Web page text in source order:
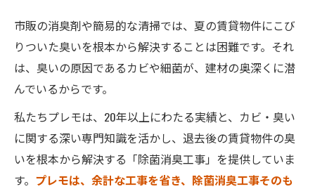
市販の消臭剤や簡易的な清掃では、夏の賃貸物件にこび
りついた臭いを根本から解決することは困難です。それ
は、臭いの原因であるカビや細菌が、建材の奥深くに潜
んでいるからです。
私たちプレモは、20年以上にわたる実績と、カビ・臭い
に関する深い専門知識を活かし、退去後の賃貸物件の臭
いを根本から解決する「除菌消臭工事」を提供していま
す。 プレモは、余計な工事を省き、除菌消臭工事そのも